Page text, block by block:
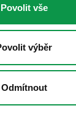
Povolit vše
výběr
Odmítnout
nebo
na